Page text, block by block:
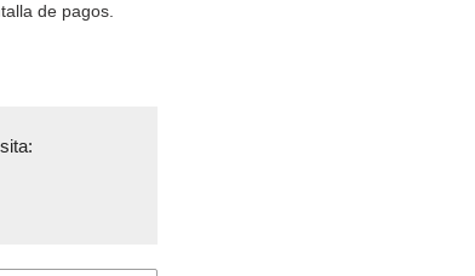
de pagos.